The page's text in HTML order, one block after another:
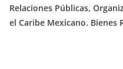
Relaciones Públicas,
el Caribe Mexicano. Bienes